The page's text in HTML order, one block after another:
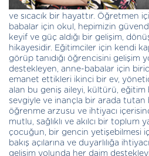
ve sıcacık bir hayattır. Öğretmen
babalar için okul, hepimizin
keyif ve güç aldığı bir gelişim,
hikayesidir. Eğitimciler için kendi
görüp tanıdığı öğrencisini gelişim
destekleyen, anne-babalar için
emanet ettikleri ikinci bir ev,
alan bu geniş aileyi, kültürü, eğitim
sevgiyle ve inançla bir arada tutan
öğrenme arzusu ve ihtiyacı
mutlu, sağlıklı ve akılcı bir toplum
çocuğun, bir gencin yetişebilmesi
bakış açılarına ve duyarlılığa
gelişim yolunda her daim